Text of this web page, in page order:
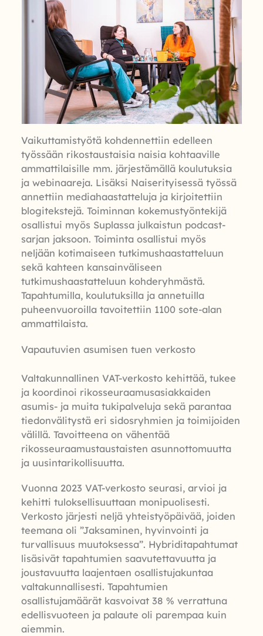
Vaikuttamistyötä kohdennettiin edelleen
työssään rikostaustaisia naisia kohtaaville
ammattilaisille mm. järjestämällä koulutuksia
ja webinaareja. Lisäksi Naiserityisessä työssä
annettiin mediahaastatteluja ja kirjoitettiin
blogitekstejä. Toiminnan kokemustyöntekijä
osallistui myös Suplassa julkaistun podcast-
sarjan jaksoon. Toiminta osallistui myös
neljään kotimaiseen tutkimushaastatteluun
sekä kahteen kansainväliseen
tutkimushaastatteluun kohderyhmästä.
Tapahtumilla, koulutuksilla ja annetuilla
puheenvuoroilla tavoitettiin 1100 sote-alan
ammattilaista.
Vapautuvien asumisen tuen verkosto
Valtakunnallinen VAT-verkosto kehittää, tukee
ja koordinoi rikosseuraamusasiakkaiden
asumis- ja muita tukipalveluja sekä parantaa
tiedonvälitystä eri sidosryhmien ja toimijoiden
välillä. Tavoitteena on vähentää
rikosseuraamustaustaisten asunnottomuutta
ja uusintarikollisuutta.
Vuonna 2023 VAT-verkosto seurasi, arvioi ja
kehitti tuloksellisuuttaan monipuolisesti.
Verkosto järjesti neljä yhteistyöpäivää, joiden
teemana oli ”Jaksaminen, hyvinvointi ja
turvallisuus muutoksessa”. Hybriditapahtumat
lisäsivät tapahtumien saavutettavuutta ja
joustavuutta laajentaen osallistujakuntaa
valtakunnallisesti. Tapahtumien
osallistujamäärät kasvoivat 38 % verrattuna
edellisvuoteen ja palaute oli parempaa kuin
aiemmin.